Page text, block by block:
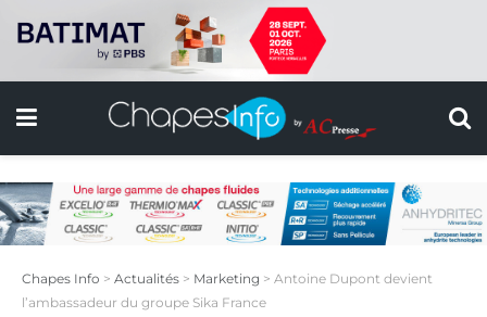
Chapes Info > Actualités > Marketing > Antoine Dupont devient
l’ambassadeur du groupe Sika France